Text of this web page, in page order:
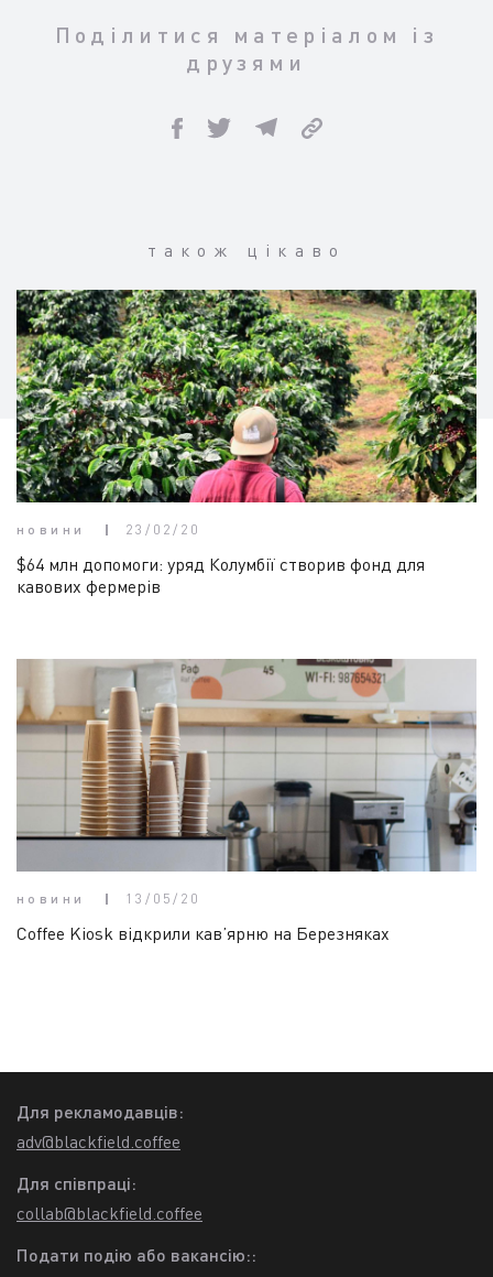
Поділитися матеріалом із
друзями
також цікаво
новини 23/02/20
$64 млн допомоги: уряд Колумбії створив фонд для
кавових фермерів
новини 13/05/20
Coffee Kiosk відкрили кав’ярню на Березняках
Для рекламодавців:
adv@blackfield.coffee
Для співпраці:
collab@blackfield.coffee
Подати подію або вакансію::